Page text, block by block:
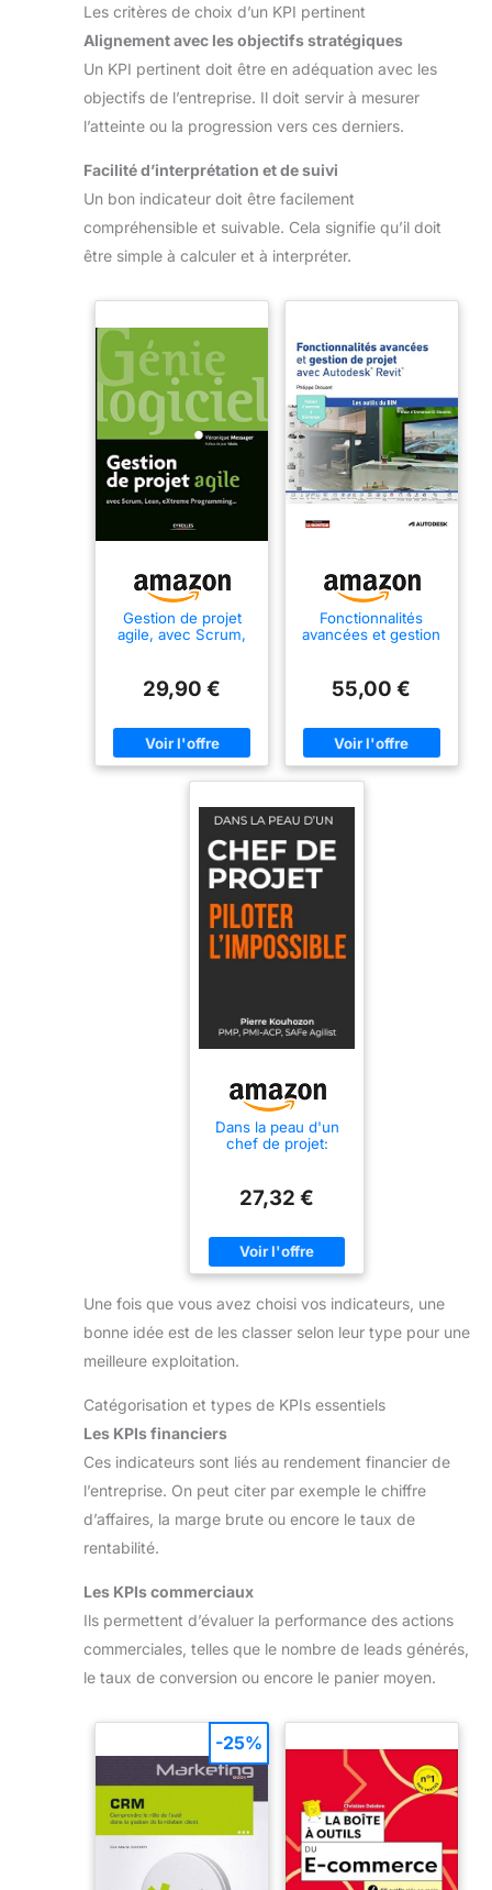
Les critères de choix d’un KPI pertinent
Alignement avec les objectifs stratégiques
Un KPI pertinent doit être en adéquation avec les
objectifs de l’entreprise. Il doit servir à mesurer
l’atteinte ou la progression vers ces derniers.
Facilité d’interprétation et de suivi
Un bon indicateur doit être facilement
compréhensible et suivable. Cela signifie qu’il doit
être simple à calculer et à interpréter.
Gestion de projet
agile, avec Scrum,
29,90 €
Fonctionnalités
avancées et gestion
fichiers d'exercices
à télécharger
55,00 €
Dans la peau d'un
chef de projet:
de projet à travers le
récit d'une crise
27,32 €
Une fois que vous avez choisi vos indicateurs, une
bonne idée est de les classer selon leur type pour une
meilleure exploitation.
Catégorisation et types de KPIs essentiels
Les KPIs financiers
Ces indicateurs sont liés au rendement financier de
l’entreprise. On peut citer par exemple le chiffre
d’affaires, la marge brute ou encore le taux de
rentabilité.
Les KPIs commerciaux
Ils permettent d’évaluer la performance des actions
commerciales, telles que le nombre de leads générés,
le taux de conversion ou encore le panier moyen.
-25%